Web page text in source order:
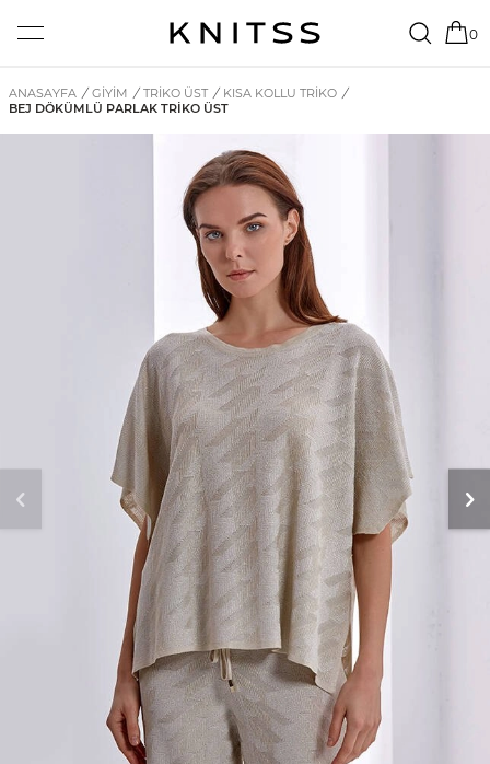
0
ANASAYFA / GİYİM / TRIKO ÜST / KISA KOLLU TRIKO /
BEJ DÖKÜMLÜ PARLAK TRIKO ÜST